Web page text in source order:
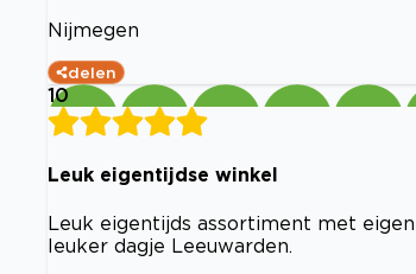
Nijmegen
delen
10
Leuk eigentijdse winkel
Leuk eigentijds assortiment met
leuker dagje Leeuwarden.